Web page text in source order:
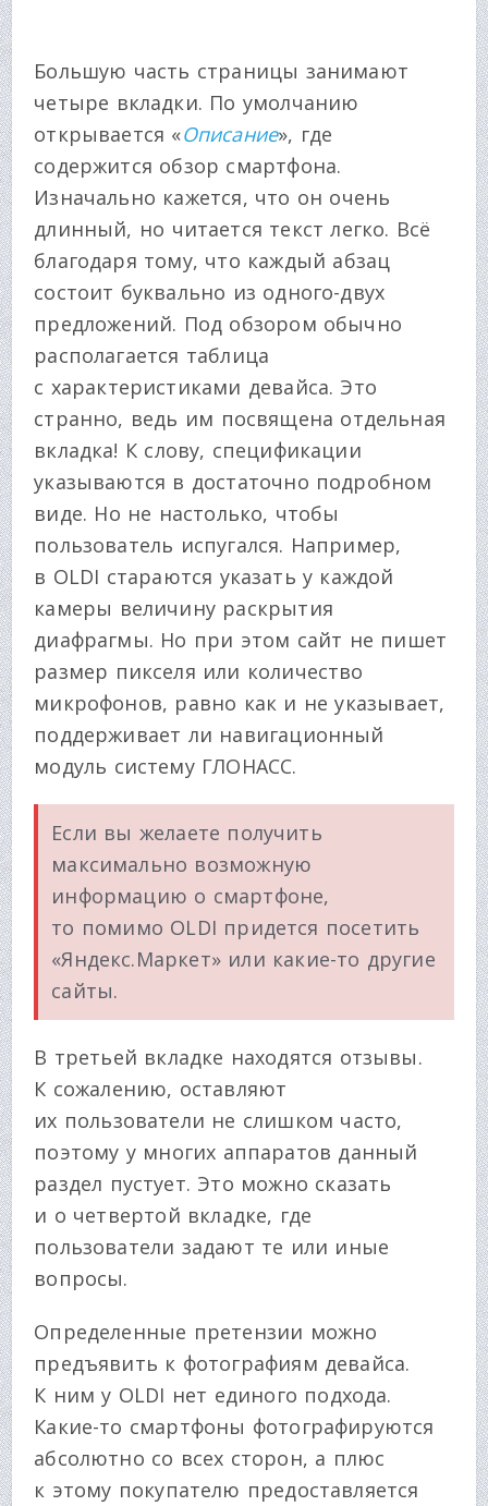
Большую часть страницы занимают
четыре вкладки. По умолчанию
открывается «Описание», где
содержится обзор смартфона.
Изначально кажется, что он очень
длинный, но читается текст легко. Всё
благодаря тому, что каждый абзац
состоит буквально из одного-двух
предложений. Под обзором обычно
располагается таблица
с характеристиками девайса. Это
странно, ведь им посвящена отдельная
вкладка! К слову, спецификации
указываются в достаточно подробном
виде. Но не настолько, чтобы
пользователь испугался. Например,
в OLDI стараются указать у каждой
камеры величину раскрытия
диафрагмы. Но при этом сайт не пишет
размер пикселя или количество
микрофонов, равно как и не указывает,
поддерживает ли навигационный
модуль систему ГЛОНАСС.
Если вы желаете получить
максимально возможную
информацию о смартфоне,
то помимо OLDI придется посетить
«Яндекс.Маркет» или какие-то другие
сайты.
В третьей вкладке находятся отзывы.
К сожалению, оставляют
их пользователи не слишком часто,
поэтому у многих аппаратов данный
раздел пустует. Это можно сказать
и о четвертой вкладке, где
пользователи задают те или иные
вопросы.
Определенные претензии можно
предъявить к фотографиям девайса.
К ним у OLDI нет единого подхода.
Какие-то смартфоны фотографируются
абсолютно со всех сторон, а плюс
к этому покупателю предоставляется